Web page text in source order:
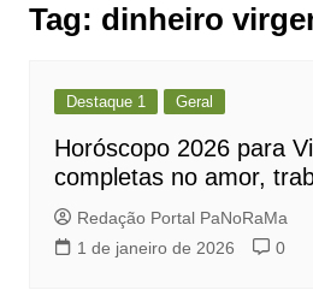
Tag: dinheiro
Destaque 1 Geral
Horóscopo 2026 para
completas no amor,
Redação Portal PaNoRaMa
1 de janeiro de 2026
0